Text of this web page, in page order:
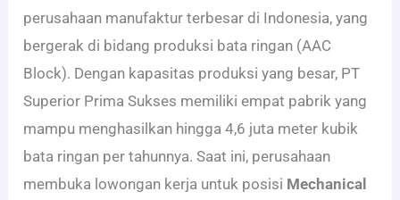
perusahaan manufaktur terbesar di Indonesia, yang
bergerak di bidang produksi bata ringan (AAC
Block). Dengan kapasitas produksi yang besar, PT
Superior Prima Sukses memiliki empat pabrik yang
mampu menghasilkan hingga 4,6 juta meter kubik
bata ringan per tahunnya. Saat ini, perusahaan
membuka lowongan kerja untuk posisi Mechanical